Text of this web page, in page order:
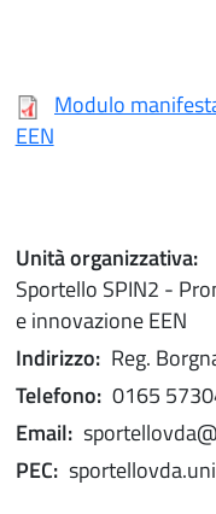
Modulo
EEN
Unità organizzativa:
Sportello SPIN2 -
e innovazione EEN
Indirizzo: Reg.
Telefono: 0165
Email:
PEC: